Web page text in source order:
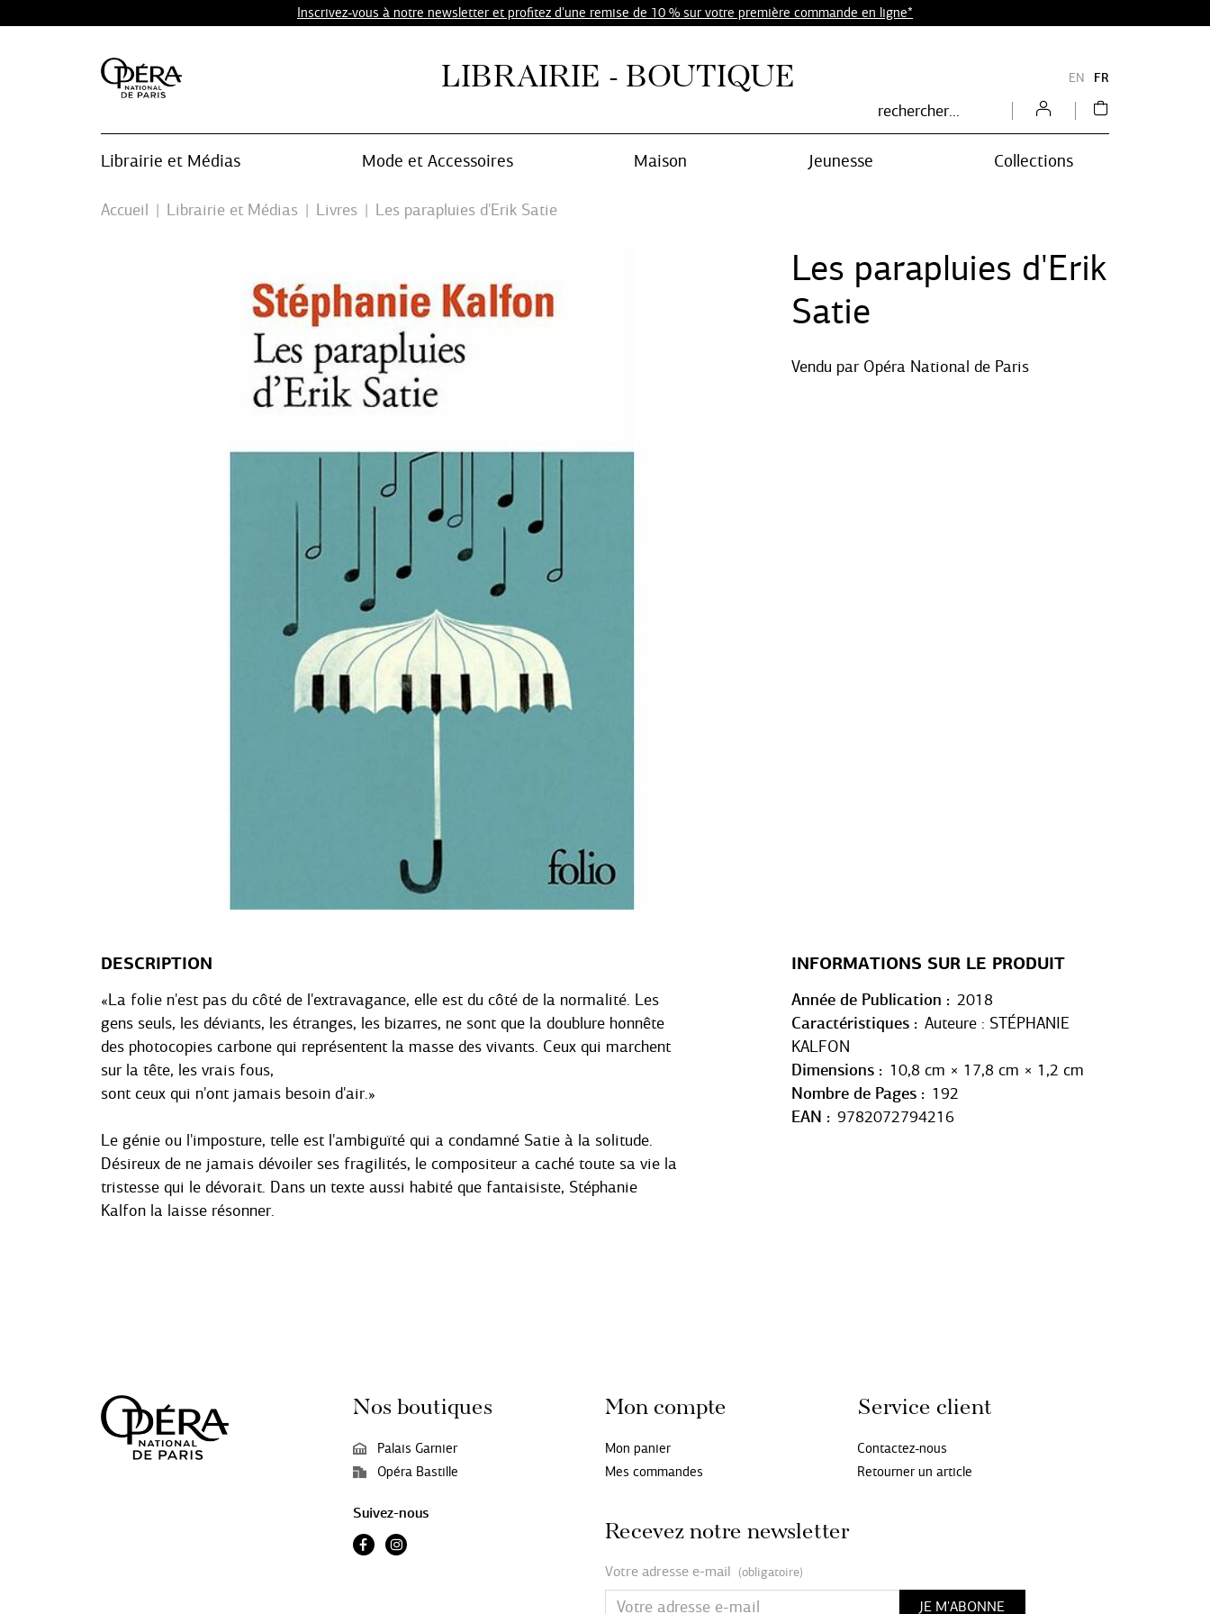
Inscrivez-vous à notre newsletter et profitez d'une remise de 10 % sur votre première commande en ligne*
LIBRAIRIE - BOUTIQUE FR
EN
Librairie et Médias Mode et Accessoires Maison Jeunesse Collections
Accueil Librairie et Médias Livres Les parapluies d'Erik Satie
Les parapluies d'Erik
Satie
Vendu par Opéra National de Paris
DESCRIPTION
«La folie n'est pas du côté de l'extravagance, elle est du côté de la normalité. Les
gens seuls, les déviants, les étranges, les bizarres, ne sont que la doublure honnête
des photocopies carbone qui représentent la masse des vivants. Ceux qui marchent
sur la tête, les vrais fous,
sont ceux qui n'ont jamais besoin d'air.»
Le génie ou l'imposture, telle est l'ambiguïté qui a condamné Satie à la solitude.
Désireux de ne jamais dévoiler ses fragilités, le compositeur a caché toute sa vie la
tristesse qui le dévorait. Dans un texte aussi habité que fantaisiste, Stéphanie
Kalfon la laisse résonner.
INFORMATIONS SUR LE PRODUIT
Année de Publication
2018
Caractéristiques
Auteure : STÉPHANIE
KALFON
Dimensions
10,8 cm × 17,8 cm × 1,2 cm
Nombre de Pages
192
EAN
9782072794216
Nos boutiques
Palais Garnier
Opéra Bastille
Mon compte
Mon panier
Mes commandes
Service client
Contactez-nous
Retourner un article
Suivez-nous
Recevez notre newsletter
Votre adresse e-mail (obligatoire)